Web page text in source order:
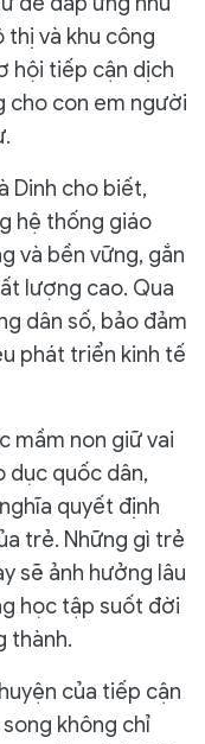
thị và khu công
hội tiếp cận dịch
cho con em người
Dinh cho biết,
hệ thống giáo
và bền vững, gắn
lượng cao. Qua
dân số, bảo đảm
phát triển kinh tế
mầm non giữ vai
dục quốc dân,
quyết định
trẻ. Những gì trẻ
sẽ ảnh hưởng lâu
học tập suốt đời
thành.
của tiếp cận
không chỉ